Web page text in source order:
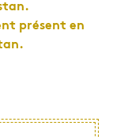
pré­sent en